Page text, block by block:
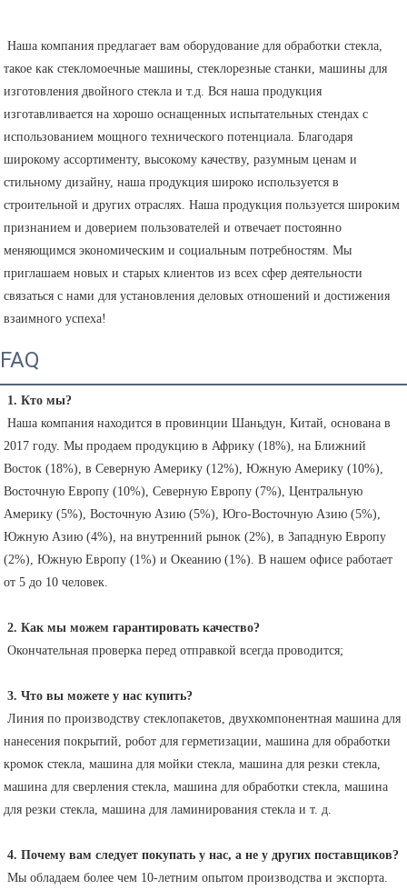
такое как стекломоечные машины, стеклорезные станки, машины для
изготовления двойного стекла и т.д. Вся наша продукция
изготавливается на хорошо оснащенных испытательных стендах с
использованием мощного технического потенциала. Благодаря
широкому ассортименту, высокому качеству, разумным ценам и
стильному дизайну, наша продукция широко используется в
строительной и других отраслях. Наша продукция пользуется широким
признанием и доверием пользователей и отвечает постоянно
меняющимся экономическим и социальным потребностям. Мы
приглашаем новых и старых клиентов из всех сфер деятельности
связаться с нами для установления деловых отношений и достижения
взаимного успеха!
FAQ
1. Кто мы?
2017 году. Мы продаем продукцию в Африку (18%), на Ближний
Восток (18%), в Северную Америку (12%), Южную Америку (10%),
Восточную Европу (10%), Северную Европу (7%), Центральную
Америку (5%), Восточную Азию (5%), Юго-Восточную Азию (5%),
Южную Азию (4%), на внутренний рынок (2%), в Западную Европу
(2%), Южную Европу (1%) и Океанию (1%). В нашем офисе работает
от 5 до 10 человек.
2. Как мы можем гарантировать качество?
Окончательная проверка перед отправкой всегда проводится;
3. Что вы можете у нас купить?
нанесения покрытий, робот для герметизации, машина для обработки
кромок стекла, машина для мойки стекла, машина для резки стекла,
машина для сверления стекла, машина для обработки стекла, машина
для резки стекла, машина для ламинирования стекла и т. д.
4. Почему вам следует покупать у нас, а не у других поставщиков?